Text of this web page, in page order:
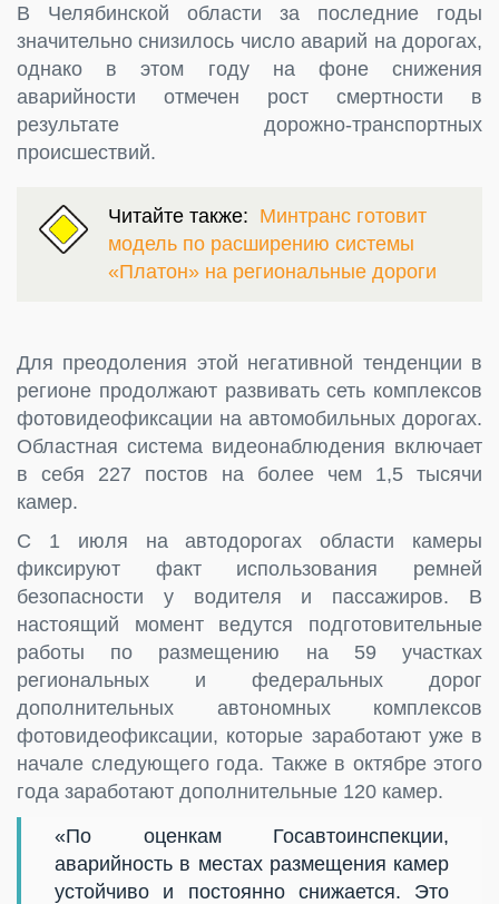
В Челябинской области за последние годы
значительно снизилось число аварий на дорогах,
однако в этом году на фоне снижения
аварийности отмечен рост смертности в
результате дорожно-транспортных
происшествий.
Читайте также: Минтранс готовит
модель по расширению системы
«Платон» на региональные дороги
Для преодоления этой негативной тенденции в
регионе продолжают развивать сеть комплексов
фотовидеофиксации на автомобильных дорогах.
Областная система видеонаблюдения включает
в себя 227 постов на более чем 1,5 тысячи
камер.
С 1 июля на автодорогах области камеры
фиксируют факт использования ремней
безопасности у водителя и пассажиров. В
настоящий момент ведутся подготовительные
работы по размещению на 59 участках
региональных и федеральных дорог
дополнительных автономных комплексов
фотовидеофиксации, которые заработают уже в
начале следующего года. Также в октябре этого
года заработают дополнительные 120 камер.
«По оценкам Госавтоинспекции,
аварийность в местах размещения камер
устойчиво и постоянно снижается. Это